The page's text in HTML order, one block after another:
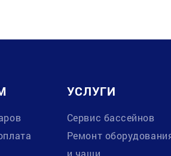
УСЛУГИ
Сервис бассейнов
Ремонт
и чаши